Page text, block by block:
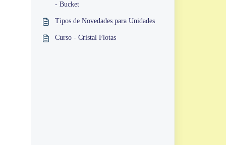
- Bucket
Tipos de Novedades para Unidades
Curso - Cristal Flotas